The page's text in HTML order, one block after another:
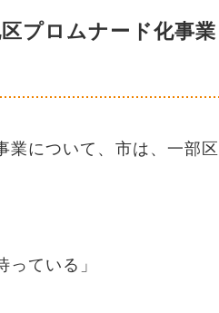
プロムナード化事業
業について、市は、一部区
ている」